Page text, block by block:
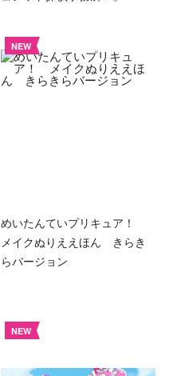
NEW
めいたんていプリキュア！
メイクぬりええほん きらき
らバージョン
NEW